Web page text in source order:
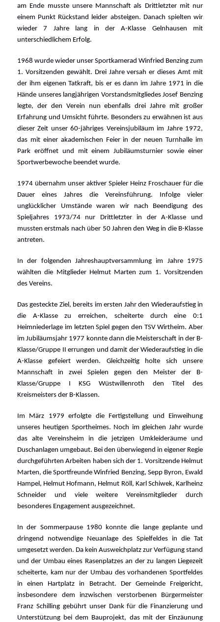
am Ende musste unsere Mannschaft als Drittletzter mit nur
einem Punkt Rückstand leider absteigen. Danach spielten wir
wieder 7 Jahre lang in der A-Klasse Gelnhausen mit
unterschiedlichem Erfolg.
1968 wurde wieder unser Sportkamerad Winfried Benzing zum
1. Vorsitzenden gewählt. Drei Jahre versah er dieses Amt mit
der ihm eigenen Tatkraft, bis er es dann im Jahre 1971 in die
Hände unseres langjährigen Vorstandsmitgliedes Josef Benzing
legte, der den Verein nun ebenfalls drei Jahre mit großer
Erfahrung und Umsicht führte. Besonders zu erwähnen ist aus
dieser Zeit unser 60-jähriges Vereinsjubiläum im Jahre 1972,
das mit einer akademischen Feier in der neuen Turnhalle im
Park eröffnet und mit einem Jubiläumsturnier sowie einer
Sportwerbewoche beendet wurde.
1974 übernahm unser aktiver Spieler Heinz Froschauer für die
Dauer eines Jahres die Vereinsführung. Infolge vieler
unglücklicher Umstände waren wir nach Beendigung des
Spieljahres 1973/74 nur Drittletzter in der A-Klasse und
mussten erstmals nach über 50 Jahren den Weg in die B-Klasse
antreten.
In der folgenden Jahreshauptversammlung im Jahre 1975
wählten die Mitglieder Helmut Marten zum 1. Vorsitzenden
des Vereins.
Das gesteckte Ziel, bereits im ersten Jahr den Wiederaufstieg in
die A-Klasse zu erreichen, scheiterte durch eine 0:1
Heimniederlage im letzten Spiel gegen den TSV Wirtheim. Aber
im Jubiläumsjahr 1977 konnte dann die Meisterschaft in der B-
Klasse/Gruppe II errungen und damit der Wiederaufstieg in die
A-Klasse gefeiert werden. Gleichzeitig holte sich unsere
Mannschaft in zwei Spielen gegen den Meister der B-
Klasse/Gruppe I KSG Wüstwillenroth den Titel des
Kreismeisters der B-Klassen.
Im März 1979 erfolgte die Fertigstellung und Einweihung
unseres heutigen Sportheimes. Noch im gleichen Jahr wurde
das alte Vereinsheim in die jetzigen Umkleideräume und
Duschanlagen umgebaut. Bei den überwiegend in eigener Regie
durchgeführten Arbeiten haben sich der 1. Vorsitzende Helmut
Marten, die Sportfreunde Winfried Benzing, Sepp Byron, Ewald
Hampel, Helmut Hofmann, Helmut Röll, Karl Schiwek, Karlheinz
Schneider und viele weitere Vereinsmitglieder durch
besonderes Engagement ausgezeichnet.
In der Sommerpause 1980 konnte die lange geplante und
dringend notwendige Neuanlage des Spielfeldes in die Tat
umgesetzt werden. Da kein Ausweichplatz zur Verfügung stand
und der Umbau eines Rasenplatzes an der zu langen Liegezeit
scheiterte, kam nur der Umbau des vorhandenen Sportfeldes
in einen Hartplatz in Betracht. Der Gemeinde Freigericht,
insbesondere dem inzwischen verstorbenen Bürgermeister
Franz Schilling gebührt unser Dank für die Finanzierung und
Unterstützung bei dem Bauprojekt, das mit der Einzäunung